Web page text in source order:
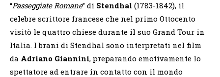
“Passeggiate Romane” di Stendhal (1783-1842), il
celebre scrittore francese che nel primo Ottocento
visitò le quattro chiese durante il suo Grand Tour in
Italia. I brani di Stendhal sono interpretati nel film
da Adriano Giannini, preparando emotivamente lo
spettatore ad entrare in contatto con il mondo